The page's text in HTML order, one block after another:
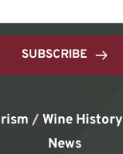
SUBSCRIBE
/Wine History
News